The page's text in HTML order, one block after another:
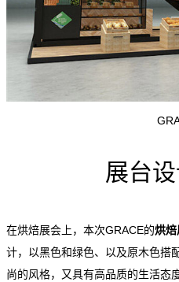
展台
在烘焙展会上，本次GRACE的烘焙
计，以黑色和绿色、以及原木色搭
尚的风格，又具有高品质的生活态